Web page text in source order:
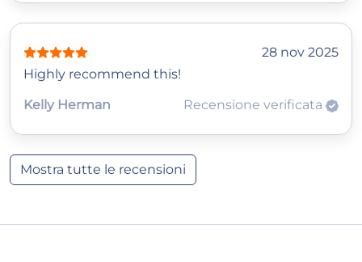
28 nov 2025
Highly recommend this!
Kelly Herman
Recensione verificata
Mostra tutte le recensioni